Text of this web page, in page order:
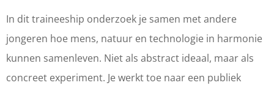
o
c
e
e
b
i
o
c
m
b
i
o
m
b
i
o
In dit traineeship onderzoek je samen met andere
jongeren hoe mens, natuur en technologie in harmonie
kunnen samenleven. Niet als abstract ideaal, maar als
concreet experiment. Je werkt toe naar een publiek